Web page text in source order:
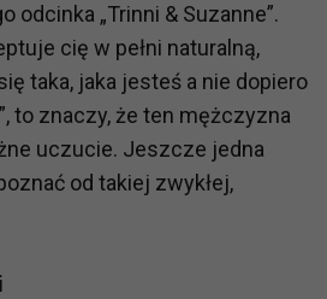
odcinka „Trinni & Suzanne”.
cię w pełni naturalną,
taka, jaka jesteś a nie dopiero
to znaczy, że ten mężczyzna
uczucie. Jeszcze jedna
od takiej zwykłej,